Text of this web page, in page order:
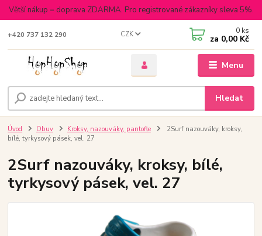
Větší nákup = doprava ZDARMA. Pro registrované zákazníky sleva 5%.
Menu
CZK
Hledat
+420 737 132 290 0 ks
za 0,00 Kč
Úvod Obuv Kroksy, nazouváky, pantofle
2Surf nazouváky, kroksy,
bílé, tyrkysový pásek, vel. 27
2Surf nazouváky, kroksy, bílé,
tyrkysový pásek, vel. 27